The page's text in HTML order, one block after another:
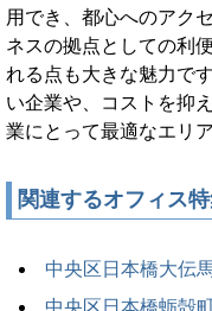
用でき、都心へのアク
ネスの拠点としての利
れる点も大きな魅力で
い企業や、コストを抑
業にとって最適なエリア
関連するオフィス
中央区日本橋大伝
中央区日本橋蛎殻